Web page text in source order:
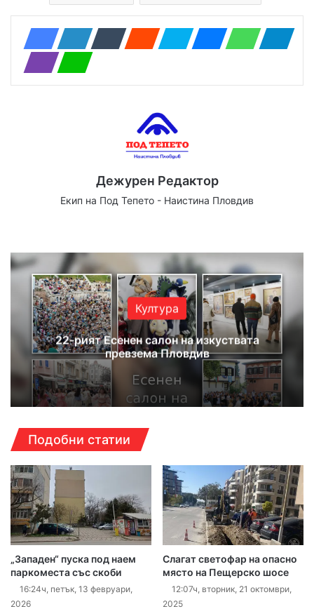
Дежурен Редактор
Екип на Под Тепето - Наистина Пловдив
Култура
22-рият Есенен салон на изкуствата
превзема Пловдив
Подобни статии
„Западен“ пуска под наем
паркоместа със скоби
16:24ч, петък, 13 февруари,
2026
Слагат светофар на опасно
място на Пещерско шосе
12:07ч, вторник, 21 октомври,
2025